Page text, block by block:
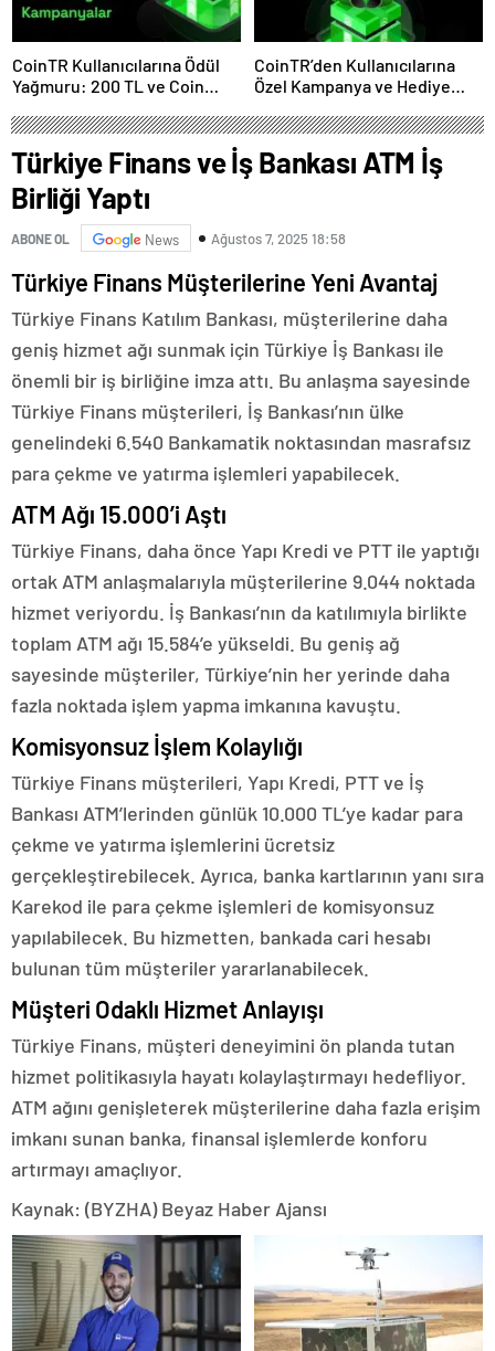
CoinTR Kullanıcılarına Ödül
Yağmuru: 200 TL ve Coin
CoinTR’den Kullanıcılarına
Özel Kampanya ve Hediye
Türkiye Finans ve İş Bankası ATM İş
Birliği Yaptı
ABONE OL News Ağustos 7, 2025 18:58
Türkiye Finans Müşterilerine Yeni Avantaj
Türkiye Finans Katılım Bankası, müşterilerine daha
geniş hizmet ağı sunmak için Türkiye İş Bankası ile
önemli bir iş birliğine imza attı. Bu anlaşma sayesinde
Türkiye Finans müşterileri, İş Bankası’nın ülke
genelindeki 6.540 Bankamatik noktasından masrafsız
para çekme ve yatırma işlemleri yapabilecek.
ATM Ağı 15.000’i Aştı
Türkiye Finans, daha önce Yapı Kredi ve PTT ile yaptığı
ortak ATM anlaşmalarıyla müşterilerine 9.044 noktada
hizmet veriyordu. İş Bankası’nın da katılımıyla birlikte
toplam ATM ağı 15.584’e yükseldi. Bu geniş ağ
sayesinde müşteriler, Türkiye’nin her yerinde daha
fazla noktada işlem yapma imkanına kavuştu.
Komisyonsuz İşlem Kolaylığı
Türkiye Finans müşterileri, Yapı Kredi, PTT ve İş
Bankası ATM’lerinden günlük 10.000 TL’ye kadar para
çekme ve yatırma işlemlerini ücretsiz
gerçekleştirebilecek. Ayrıca, banka kartlarının yanı sıra
Karekod ile para çekme işlemleri de komisyonsuz
yapılabilecek. Bu hizmetten, bankada cari hesabı
bulunan tüm müşteriler yararlanabilecek.
Müşteri Odaklı Hizmet Anlayışı
Türkiye Finans, müşteri deneyimini ön planda tutan
hizmet politikasıyla hayatı kolaylaştırmayı hedefliyor.
ATM ağını genişleterek müşterilerine daha fazla erişim
imkanı sunan banka, finansal işlemlerde konforu
artırmayı amaçlıyor.
Kaynak: (BYZHA) Beyaz Haber Ajansı